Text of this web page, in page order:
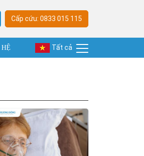
Cấp cứu: 0833 015 115
Tất cả